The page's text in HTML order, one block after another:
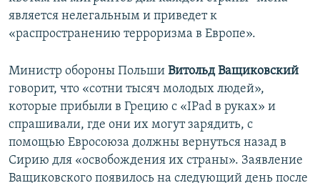
является нелегальным и приведет к
«распространению терроризма в Европе».
Министр обороны Польши Витольд Ващиковский
говорит, что «сотни тысяч молодых людей»,
которые прибыли в Грецию с «IPad в руках» и
спрашивали, где они их могут зарядить, с
помощью Евросоюза должны вернуться назад в
Сирию для «освобождения их страны». Заявление
Ващиковского появилось на следующий день после